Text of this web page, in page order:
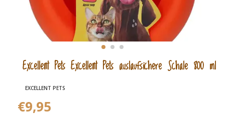
Excellent Pets Excellent Pets auslaufsichere Schale 800 ml
EXCELLENT PETS
€9,95